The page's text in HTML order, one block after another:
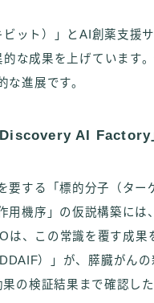
ット）」とAI創薬支援
な成果を上げています
進展です。
AI Factory
する「標的分子（ター
機序」の仮説構築には
、この常識を覆す成果
）」が、膵臓がんの
の検証結果まで確認し